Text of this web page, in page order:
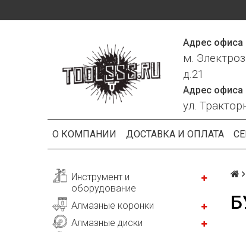
Адрес офиса
м.
д.21
Адрес офиса
ул.
О КОМПАНИИ ДОСТАВКА И ОПЛАТА
Инструмент и
оборудование
Алмазные коронки
Алмазные диски